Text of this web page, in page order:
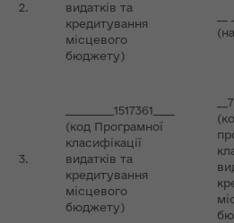
2.
видатків та
кредитування
місцевого
бюджету)
3.
_________1517361____
(код Програмної
класифікації
видатків та
кредитування
місцевого
бюджету)